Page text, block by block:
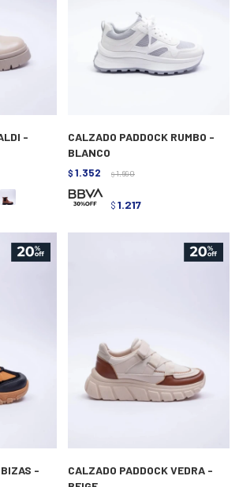
-
CALZADO PADDOCK RUMBO -
BLANCO
$ 1.352 $ 1.690
$ 1.217
-
CALZADO PADDOCK VEDRA -